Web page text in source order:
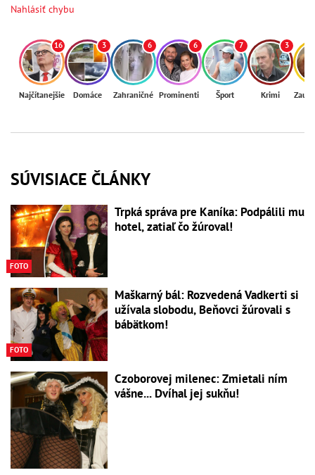
Nahlásiť chybu
16
Najčítanejšie
3
Domáce
6
Zahraničné
6
Prominenti
7
Šport
3
Krimi
SÚVISIACE ČLÁNKY
FOTO
Trpká správa pre Kaníka: Podpálili mu
hotel, zatiaľ čo žúroval!
FOTO
Maškarný bál: Rozvedená Vadkerti si
užívala slobodu, Beňovci žúrovali s
bábätkom!
Czoborovej milenec: Zmietali ním
vášne... Dvíhal jej sukňu!